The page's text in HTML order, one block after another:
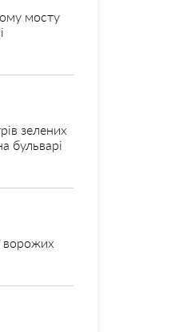
мосту
зелених
бульварі
ворожих